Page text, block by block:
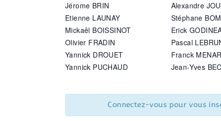
Jérome BRIN
Etienne LAUNAY
Mickaêl BOISSINOT
Olivier FRADIN
Yannick DROUET
Yannick PUCHAUD
Alexandre
Stéphane
Erick
Pascal
Franck
Jean-Yves
Connectez-vous pour vous